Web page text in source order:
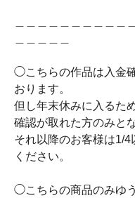
◯こちらの作品は入金
おります。
但し年末休みに入るた
確認が取れた方のみと
それ以降のお客様は1/
ください。
◯こちらの商品のみゆ